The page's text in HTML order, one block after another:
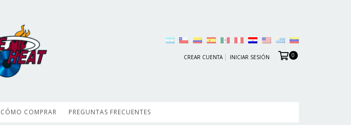
CREAR CUENTA INICIAR SESIÓN 0
CÓMO COMPRAR PREGUNTAS FRECUENTES